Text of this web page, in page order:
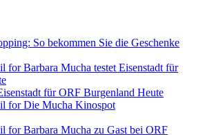
So bekommen Sie die Geschenke
für ORF Burgenland Heute